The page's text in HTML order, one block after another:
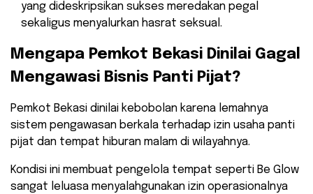
yang dideskripsikan sukses meredakan pegal
sekaligus menyalurkan hasrat seksual.
Mengapa Pemkot Bekasi Dinilai Gagal
Mengawasi Bisnis Panti Pijat?
​Pemkot Bekasi dinilai kebobolan karena lemahnya
sistem pengawasan berkala terhadap izin usaha panti
pijat dan tempat hiburan malam di wilayahnya.
Kondisi ini membuat pengelola tempat seperti Be Glow
sangat leluasa menyalahgunakan izin operasionalnya